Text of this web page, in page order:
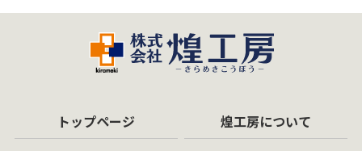
トップページ 煌工房について